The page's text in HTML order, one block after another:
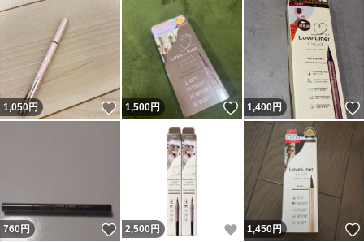
1,050円 いいね！
1,500円 いいね！
1,400円
760円 いいね！
2,500 円 いいね！
1,450円